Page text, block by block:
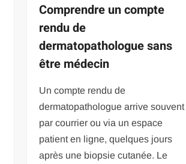
Comprendre un compte
rendu de
dermatopathologue sans
être médecin
Un compte rendu de
dermatopathologue arrive souvent
par courrier ou via un espace
patient en ligne, quelques jours
après une biopsie cutanée. Le